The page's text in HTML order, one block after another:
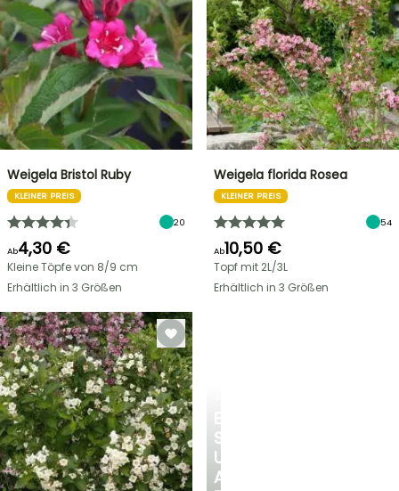
SIE
UNSERE
AUSWAHL
Weigela Bristol Ruby
KLEINER PREIS
20
Ab4,30 €
Kleine Töpfe von 8/9 cm
Erhältlich in 3 Größen
Weigela florida Rosea
KLEINER PREIS
54
Ab10,50 €
Topf mit 2L/3L
Erhältlich in 3 Größen